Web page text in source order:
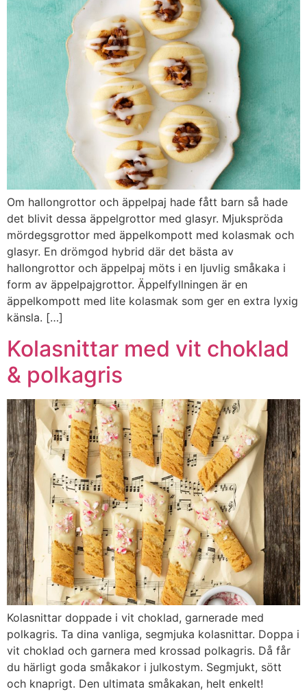
Om hallongrottor och äppelpaj hade fått barn så hade
det blivit dessa äppelgrottor med glasyr. Mjukspröda
mördegsgrottor med äppelkompott med kolasmak och
glasyr. En drömgod hybrid där det bästa av
hallongrottor och äppelpaj möts i en ljuvlig småkaka i
form av äppelpajgrottor. Äppelfyllningen är en
äppelkompott med lite kolasmak som ger en extra lyxig
känsla. […]
Kolasnittar med vit choklad
& polkagris
Kolasnittar doppade i vit choklad, garnerade med
polkagris. Ta dina vanliga, segmjuka kolasnittar. Doppa i
vit choklad och garnera med krossad polkagris. Då får
du härligt goda småkakor i julkostym. Segmjukt, sött
och knaprigt. Den ultimata småkakan, helt enkelt!